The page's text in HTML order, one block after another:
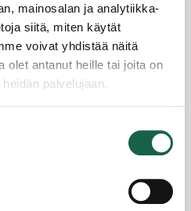
mainosalan ja analytiikka-
siitä, miten käytät
voivat yhdistää näitä
olet antanut heille tai joita on
palvelujaan.
Groupin silmät uusille
mahdollisuuksille